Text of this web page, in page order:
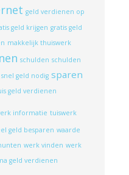
geld verdienen op
geld krijgen gratis geld
makkelijk thuiswerk
schulden schulden
snel geld nodig sparen
geld verdienen
informatie tuiswerk
geld besparen waarde
werk vinden werk
geld verdienen